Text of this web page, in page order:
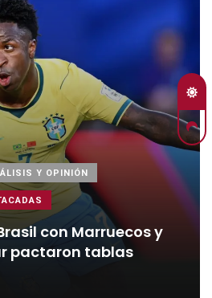
Y OPINIÓN
con Marruecos y
pactaron tablas